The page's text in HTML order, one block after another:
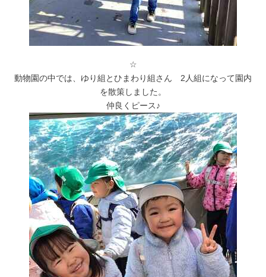
☆
動物園の中では、ゆり組とひまわり組さん 2人組になって園内
を散策しました。
仲良くピース♪